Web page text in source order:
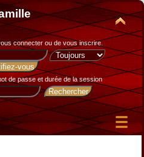
connecter ou de vous inscrire.
de passe et durée de la session